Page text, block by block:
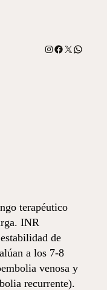
Instagram
Facebook
X
terapéutico
INR
de
a los 7-8
venosa y
recurrente).